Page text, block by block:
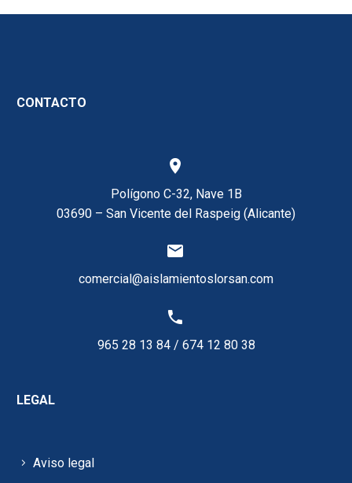
CONTACTO


Polígono C-32, Nave 1B
03690 – San Vicente del Raspeig (Alicante)


comercial@aislamientoslorsan.com


965 28 13 84/ 674 12 80 38
LEGAL
Aviso legal